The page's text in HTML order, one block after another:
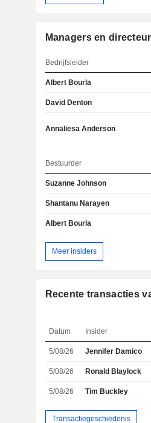
Managers en
Bedrijfsleider
Albert Bourla
David Denton
Annaliesa Anderson
Bestuurder
Suzanne Johnson
Shantanu Narayen
Albert Bourla
Meer insiders
Recente transacties
Datum Insider
5/08/26 Jennifer Damico
5/08/26 Ronald Blaylock
5/08/26 Tim Buckley
Transactiegeschiedenis